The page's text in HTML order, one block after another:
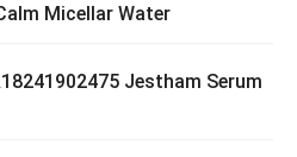
Micellar Water
Jestham Serum